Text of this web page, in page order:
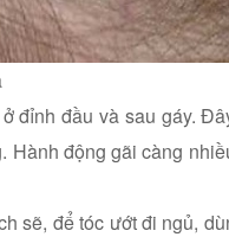
đỉnh đầu và sau gáy.
Hành động gãi càng
sẽ, để tóc ướt đi ngủ,